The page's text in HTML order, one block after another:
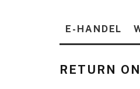
E-HANDEL
RETURN